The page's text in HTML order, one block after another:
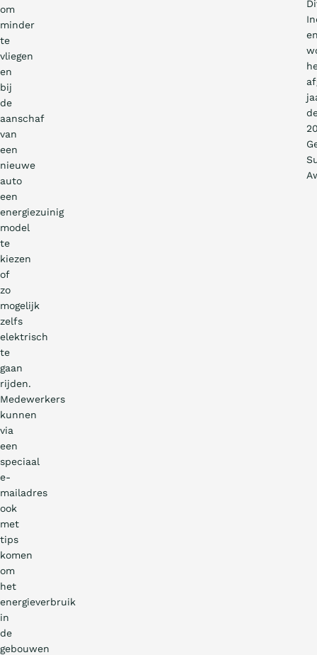
om
minder
te
vliegen
en
bij
de
aanschaf
van
een
nieuwe
auto
een
energiezuinig
model
te
kiezen
of
zo
mogelijk
zelfs
elektrisch
te
gaan
rijden.
Medewerkers
kunnen
via
een
speciaal
e-
mailadres
ook
met
tips
komen
om
het
energieverbruik
in
de
gebouwen